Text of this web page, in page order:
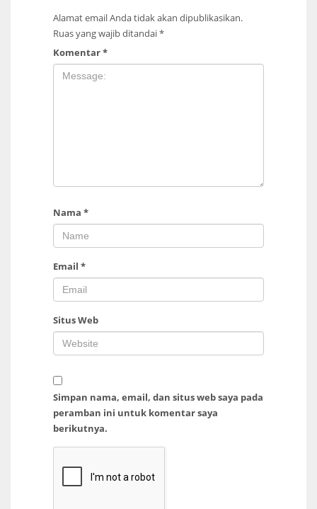
Alamat email Anda tidak akan dipublikasikan.
Ruas yang wajib ditandai*
Komentar*
Nama *
Email *
Situs Web
Simpan nama, email, dan situs web saya pada
peramban ini untuk komentar saya
berikutnya.